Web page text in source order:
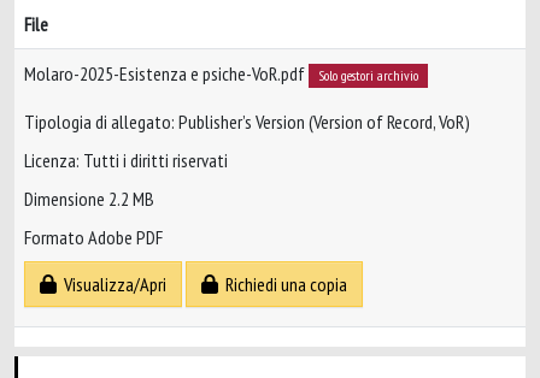
File
Molaro-2025-Esistenza e psiche-VoR.pdf Solo gestori archivio
Tipologia di allegato: Publisher’s Version (Version of Record, VoR)
Licenza: Tutti i diritti riservati
Dimensione 2.2 MB
Formato Adobe PDF
Visualizza/Apri
Richiedi una copia